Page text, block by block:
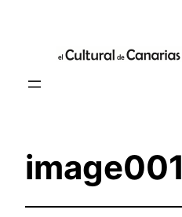
contenido
image001